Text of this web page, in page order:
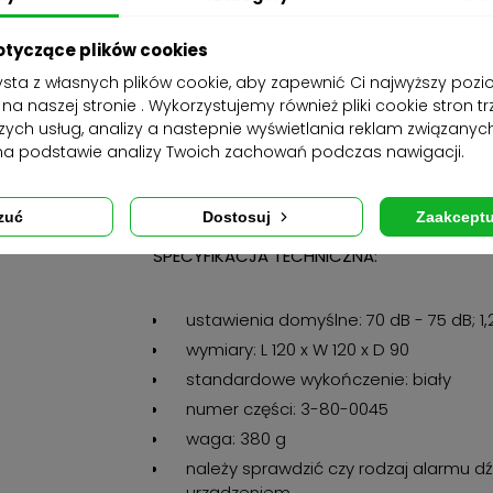
technologia słuchania i uczenia się
migająca czerwona dioda led
ostrzeżenie
wizualne ostrzeżenie o niskim
SPECYFIKACJA TECHNICZNA:
ustawienia domyślne: 70 dB - 75 dB;
wymiary: L 120 x W 120 x D 90
standardowe wykończenie: biały
numer części: 3-80-0045
waga: 380 g
należy sprawdzić czy rodzaj alarmu
plików cookies
z własnych plików cookie, aby zapewnić Ci najwyższy
naszej stronie . Wykorzystujemy również pliki cookie stron
usług, analizy a nastepnie wyświetlania reklam
podstawie analizy Twoich zachowań podczas nawigacji.
Dostosuj